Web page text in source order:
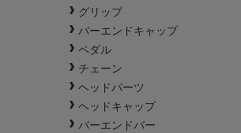
グリップ
バーエンドキャップ
ペダル
チェーン
ヘッドパーツ
ヘッドキャップ
バーエンドバー